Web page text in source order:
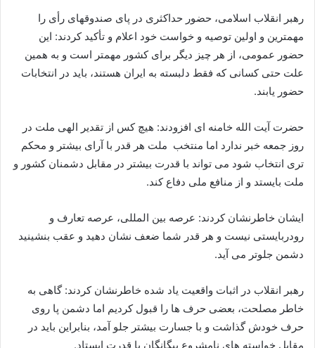
رهبر انقلاب اسلامی، حضور حداکثری در پای صندوقهای رأی را
مهمترین و اولین توصیه و خواست خود اعلام و تأکید کردند: این
حضور عمومی، از هر چیز دیگر برای کشور مهمتر است و به همین
علت حتی کسانی که فقط دلبسته به ایران هستند، باید در انتخابات
حضور یابند.
حضرت آیت الله خامنه ای افزودند: هیچ کس از تقدیر الهی ملت در
روز جمعه خبر ندارد اما منتخب ملت هر قدر با آرای بیشتر و محکم
تری انتخاب شود می تواند با قدرت بیشتر در مقابل دشمنان کشور و
ملت بایستد و از منافع ملی دفاع کند.
ایشان خاطرنشان کردند: عرصه بین المللی، عرصه تعارف و
رودربایستی نیست و هر قدر شما ضعف نشان دهید و عقب بنشینید
دشمن جلوتر می آید.
رهبر انقلاب در اثبات واقعیت یاد شده خاطرنشان کردند: گاهی به
خاطر مصلحت، بعضی حرف ها را قبول کردیم اما دشمن پا روی
حرف خودش گذاشت و با جسارت بیشتر جلو آمد، بنابراین باید در
مقابل خواسته های نامشروع بیگانگان با قدرت ایستاد.